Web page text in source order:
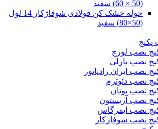
(50 × 60) سفید
حوله خشک کن فولادی شوفاژکار 14 لول
(50×80) سفید
نصب لورچ
نصب بارلی
نصب ایران رادیاتور
نصب دئوترم
نصب بوتان
نصب آریستون
نصب ایمرگاس
نصب شوفاژکار